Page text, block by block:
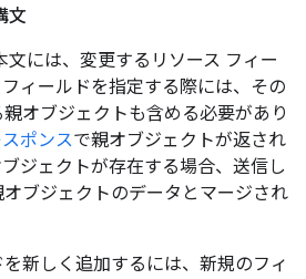
文
文には、変更するリソース フィー
ィールドを指定する際には、その
オブジェクトも含める必要があり
ポンスで親オブジェクトが返され
ジェクトが存在する場合、送信し
ブジェクトのデータとマージされ
を新しく追加するには、新規のフィ